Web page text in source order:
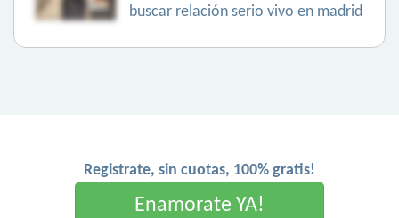
buscar relación serio vivo en madrid
Registrate, sin cuotas, 100% gratis!
Enamorate YA!